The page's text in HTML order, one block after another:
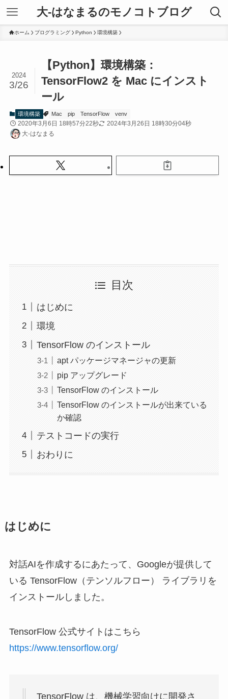
大-はなまるのモノコトブログ
ホーム プログラミング Python 環境構築
【Python】環境構築：
TensorFlow2 を Mac にインスト
ール
2024
3/26
環境構築 Mac pip TensorFlow venv
2020年3月6日 18時57分22秒
2024年3月26日 18時30分04秒
大-はなまる
目次
はじめに
環境
TensorFlow のインストール
apt パッケージマネージャの更新
pip アップグレード
TensorFlow のインストール
TensorFlow のインストールが出来ている
か確認
テストコードの実行
おわりに
はじめに
対話AIを作成するにあたって、Googleが提供して
いる TensorFlow（テンソルフロー） ライブラリを
インストールしました。
TensorFlow 公式サイトはこちら
https://www.tensorflow.org/
TensorFlow は、機械学習向けに開発さ